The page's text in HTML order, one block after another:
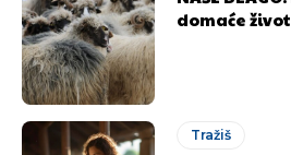
domaće
Tražiš